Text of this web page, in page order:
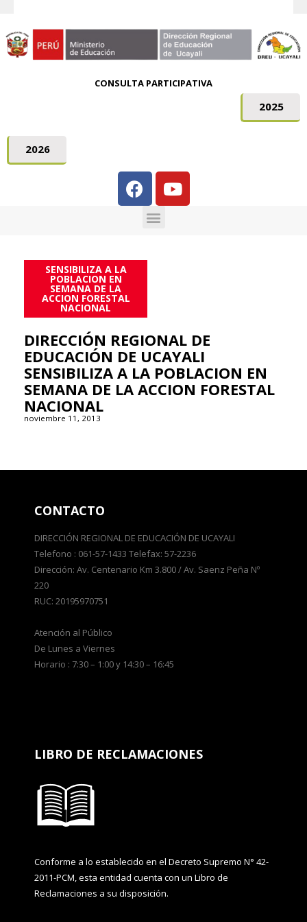
CONSULTA PARTICIPATIVA
2025
2026
SENSIBILIZA A LA
POBLACION EN
SEMANA DE LA
ACCION FORESTAL
NACIONAL
DIRECCIÓN REGIONAL DE
EDUCACIÓN DE UCAYALI
SENSIBILIZA A LA POBLACION EN
SEMANA DE LA ACCION FORESTAL
NACIONAL
noviembre 11, 2013
CONTACTO
DIRECCIÓN REGIONAL DE EDUCACIÓN DE UCAYALI
Telefono : 061-57-1433 Telefax: 57-2236
Dirección: Av. Centenario Km 3.800 / Av. Saenz Peña Nº
220
RUC: 20195970751
Atención al Público
De Lunes a Viernes
Horario : 7:30 – 1:00 y 14:30 – 16:45
LIBRO DE RECLAMACIONES
Conforme a lo establecido en el Decreto Supremo N° 42-
2011-PCM, esta entidad cuenta con un Libro de
Reclamaciones a su disposición.